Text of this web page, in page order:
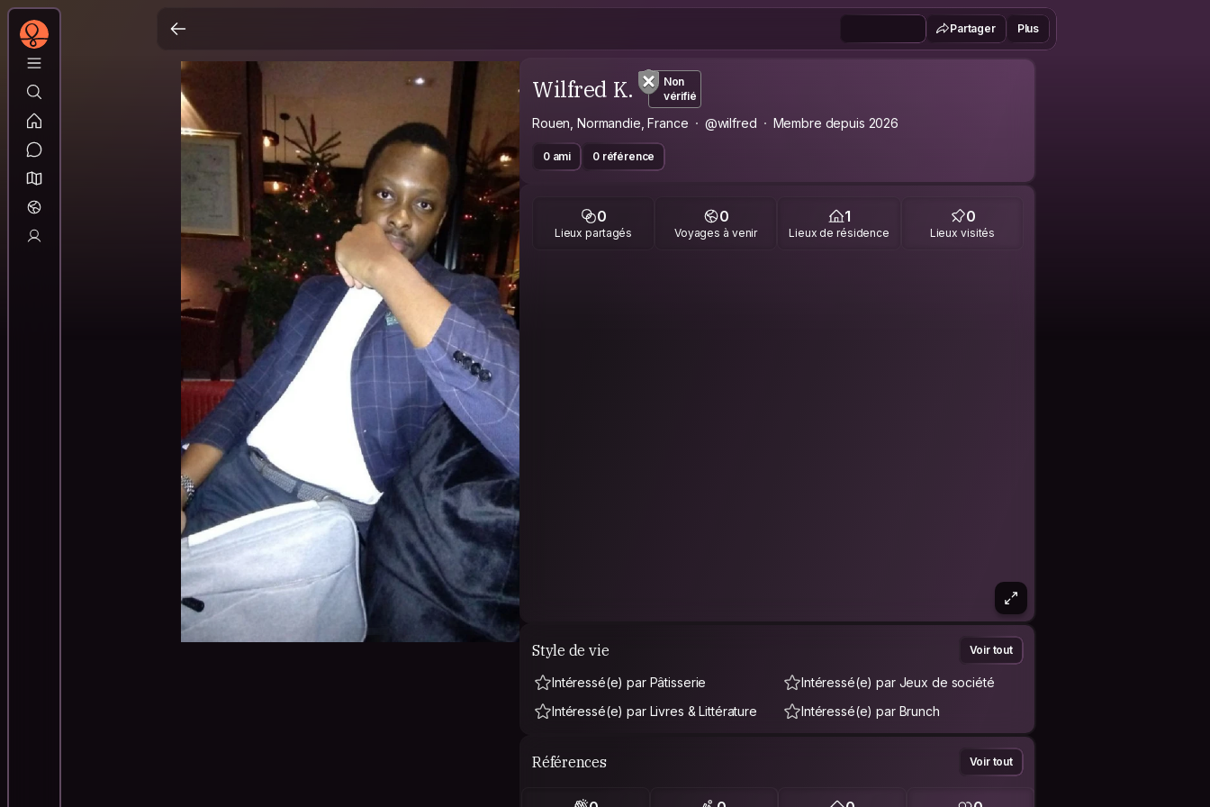
Partager Plus
Wilfred K.
Non
vérifié
Rouen, Normandie, France @wilfred Membre depuis 2026
0 ami 0 référence
0
Lieux partagés
0
Voyages à venir
1
Lieux de résidence
0
Lieux visités
Style de vie Voir tout
Intéressé(e) par Pâtisserie
Intéressé(e) par Jeux de société
Intéressé(e) par Livres & Littérature
Intéressé(e) par Brunch
Références Voir tout